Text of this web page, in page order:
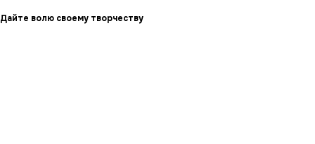
Дайте волю своему творчеству